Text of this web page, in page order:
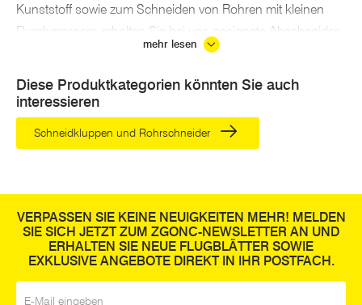
Kunststoff sowie zum Schneiden von Rohren mit kleinen
Durchmessern erhalten Sie bei uns geeignete Abschneider
Schneidkluppen einzeln oder im Set
kaufen
Rohre mit einem Gewinde zu versehen, ist eine
Einsätze sind bei uns einzeln oder als
Gewindeschneidkluppen-Satz von namhaften
Werkzeugmarken wie DÖNGES, ERBA, ROTHENBERGER
Industrial und weiteren Profi-Marken erhältlich.
mehr lesen
Diese Produktkategorien könnten Sie auch
interessieren
Schneidkluppen und Rohrschneider
VERPASSEN SIE KEINE NEUIGKEITEN MEHR! MELDEN
SIE SICH JETZT ZUM ZGONC-NEWSLETTER AN UND
ERHALTEN SIE NEUE FLUGBLÄTTER SOWIE
EXKLUSIVE ANGEBOTE DIREKT IN IHR POSTFACH.